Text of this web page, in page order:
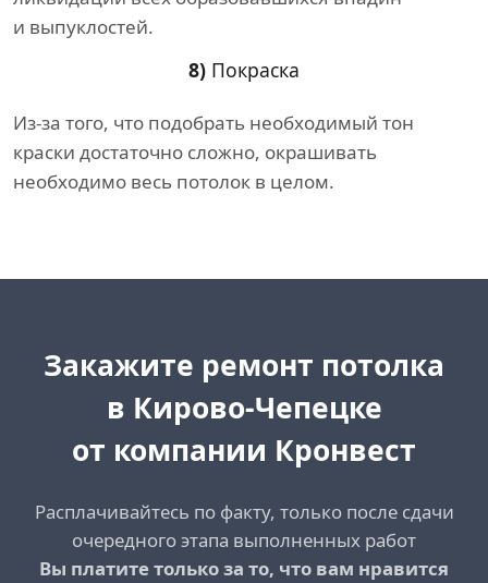
и выпуклостей.
8) Покраска
Из-за того, что подобрать необходимый тон
краски достаточно сложно, окрашивать
необходимо весь потолок в целом.
Закажите ремонт потолка
в Кирово-Чепецке
от компании Кронвест
Расплачивайтесь по факту, только после сдачи
очередного этапа выполненных работ
Вы платите только за то, что вам нравится